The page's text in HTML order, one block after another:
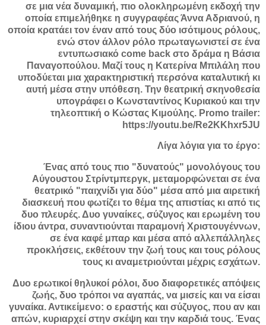
σε μια νέα δυναμική, πιο ολοκληρωμένη εκδοχή την
οποία επιμελήθηκε η συγγραφέας Άννα Αδριανού, η
οποία κρατάει τον έναν από τους δύο ισότιμους ρόλους,
ενώ στον άλλον ρόλο πρωταγωνιστεί σε ένα
εντυπωσιακό come back στο δράμα η Βάσια
Παναγοπούλου. Μαζί τους η Κατερίνα Μπιλάλη που
υποδύεται μια χαρακτηριστική περσόνα καταλυτική κι
αυτή μέσα στην υπόθεση. Την θεατρική σκηνοθεσία
υπογράφει ο Κωνσταντίνος Κυριακού και την
τηλεοπτική ο Κώστας Κιμούλης. Promo trailer:
https://youtu.be/Re2KKhxr5JU
Λίγα λόγια για το έργο:
Ένας από τους πιο "δυνατούς" μονολόγους του
Αύγουστου Στρίντμπεργκ, μεταμορφώνεται σε ένα
θεατρικό "παιχνίδι για δύο" μέσα από μια αιρετική
διασκευή που φωτίζει το θέμα της απιστίας κι από τις
δυο πλευρές. Δυο γυναίκες, σύζυγος και ερωμένη του
ίδιου άντρα, συναντιούνται παραμονή Χριστουγέννων,
σε ένα καφέ μπαρ και μέσα από αλλεπάλληλες
προκλήσεις, εκθέτουν την ζωή τους και τους ρόλους
τους κι αναμετριούνται μέχρις εσχάτων.
Δυο ερωτικοί θηλυκοί ρόλοι, δυο διαφορετικές απόψεις
ζωής, δυο τρόποι να αγαπάς, να μισείς και να είσαι
γυναίκα. Αντικείμενο: ο εραστής και σύζυγος, που αν και
απών, κυριαρχεί στην σκέψη και την καρδιά τους. Ένας